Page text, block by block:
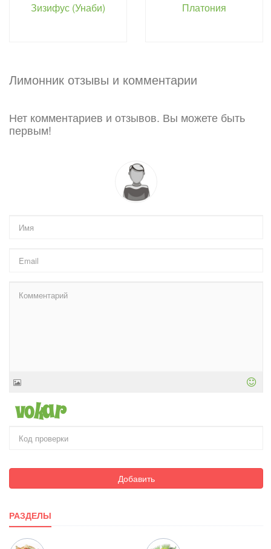
Зизифус (Унаби) Платония
Лимонник отзывы и комментарии
Нет комментариев и отзывов. Вы можете быть
первым!
Добавить
РАЗДЕЛЫ